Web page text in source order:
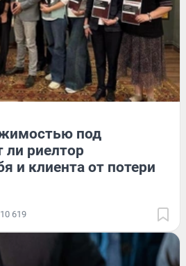
под
ли риелтор
и клиента от потери
10 619